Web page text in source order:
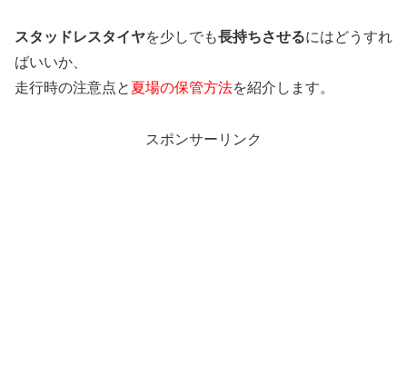
スタッドレスタイヤを少しでも長持ちさせるにはどうすれ
ばいいか、
走行時の注意点と 夏場の保管方法を紹介します。
スポンサーリンク